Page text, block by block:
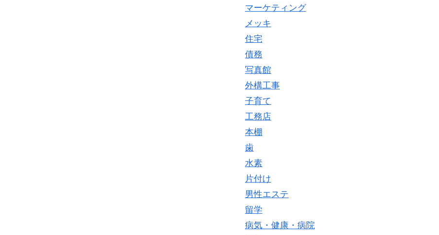
マーケティング
メッキ
住宅
債務
写真館
外構工事
子育て
工務店
本棚
歯
水素
片付け
男性エステ
留学
病気・健康・病院